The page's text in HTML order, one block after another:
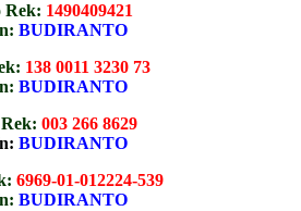
Rek: 1490409421
BUDIRANTO
138 0011 3230 73
BUDIRANTO
003 266 8629
BUDIRANTO
6969-01-012224-539
BUDIRANTO